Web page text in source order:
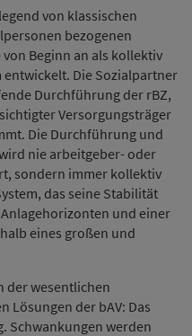
von klassischen
bezogenen
Beginn an als kollektiv
Die Sozialpartner
Durchführung der rBZ,
Versorgungsträger
Die Durchführung und
nie arbeitgeber- oder
sondern immer kollektiv
das seine Stabilität
und einer
eines großen und
der wesentlichen
Lösungen der bAV: Das
Schwankungen werden